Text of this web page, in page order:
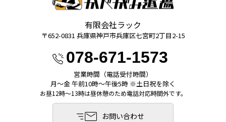
有限会社ラック
〒652-0831 兵庫県神⼾市兵庫区七宮町2丁⽬2-15
078-671-1573
営業時間（電話受付時間）
月〜金 午前10時〜午後5時 ※土日祝を除く
お昼12時～13時は昼休憩のため電話対応時間外です。
お問い合わせ